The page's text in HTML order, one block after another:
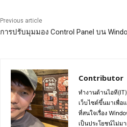
Previous article
การปรับมุมมอง Control Panel บน
Contributor
ทำงานด้านไอที
เว็บไซต์ขึ้นมาเพื่อ
ที่สนใจเรื่อง
เป็นประโยชน์ไม่ม